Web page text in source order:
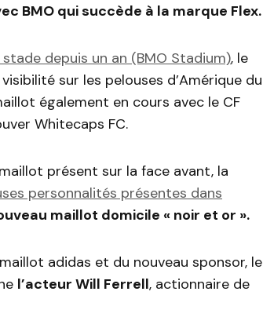
BMO qui succède à la marque Flex.
depuis un an (BMO Stadium), le
sur les pelouses d’Amérique du
également en cours avec le CF
Whitecaps FC.
présent sur la face avant, la
personnalités présentes dans
maillot domicile « noir et or ».
adidas et du nouveau sponsor, le
l’acteur Will Ferrell, actionnaire de